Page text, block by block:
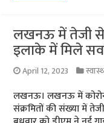
लखनऊ में तेजी से
इलाके में मिले
April 12, 2023
लखनऊ। लखनऊ में
संक्रमितों की संख्या में